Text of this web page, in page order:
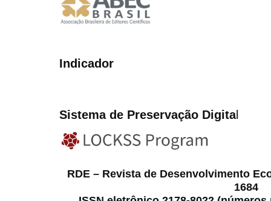
Indicador
Sistema de Preservação Digital
RDE – Revista de Desenvolvimento
1684